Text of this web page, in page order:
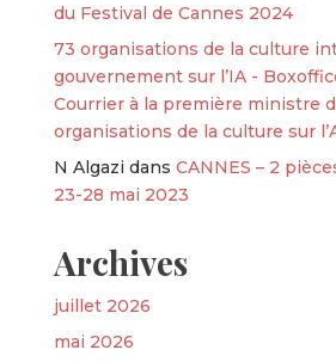
du Festival de Cannes 2024
73 organisations de la culture
gouvernement sur l’IA -
Courrier à la première ministre
organisations de la culture sur
N Algazi dans CANNES – 2
23-28 mai 2023
Archives
juillet 2026
mai 2026